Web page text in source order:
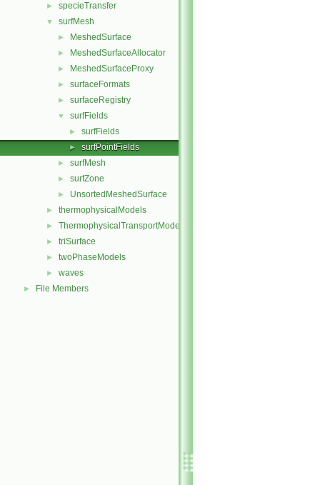
► specieTransfer
▼ surfMesh
► MeshedSurface
► MeshedSurfaceAllocator
► MeshedSurfaceProxy
► surfaceFormats
► surfaceRegistry
▼ surfFields
► surfFields
► surfPointFields
► surfMesh
► surfZone
► UnsortedMeshedSurface
► thermophysicalModels
► ThermophysicalTransportModels
► triSurface
► twoPhaseModels
► waves
► File Members